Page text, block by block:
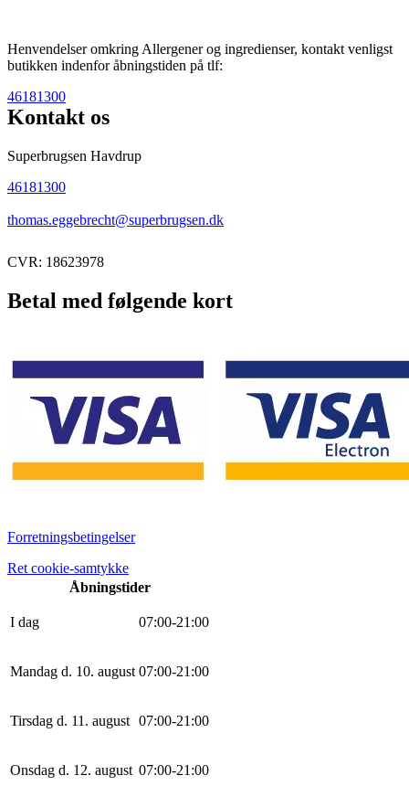
Henvendelser omkring Allergener og ingredienser, kontakt venligst
butikken indenfor åbningstiden på tlf:
46181300
Kontakt os
Superbrugsen Havdrup
46181300
thomas.eggebrecht@superbrugsen.dk
CVR: 18623978
Betal med følgende kort
Forretningsbetingelser
Ret cookie-samtykke
Åbningstider
I dag 07:00-21 :00
Mandag d. 10. august 07:00-21 :00
Tirsdag d. 11. august 07:00-21 :00
Onsdag d. 12. august 07:00-21 :00